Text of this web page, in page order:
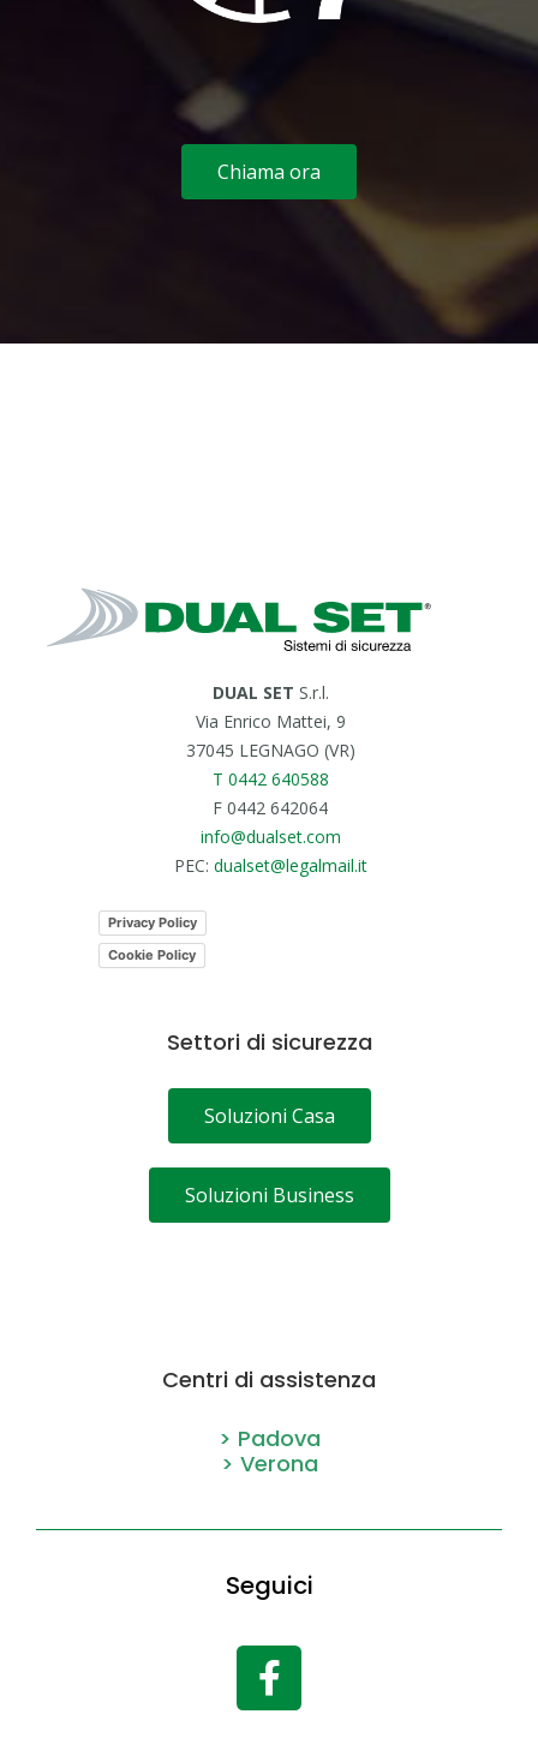
Chiama ora
DUAL SET S.r.l.
Via Enrico Mattei, 9
37045 LEGNAGO (VR)
T 0442 640588
F 0442 642064
info@dualset.com
PEC: dualset@legalmail.it
Privacy Policy
Cookie Policy
Settori di sicurezza
Soluzioni Casa
Soluzioni Business
Centri di assistenza
> Padova
> Verona
Seguici